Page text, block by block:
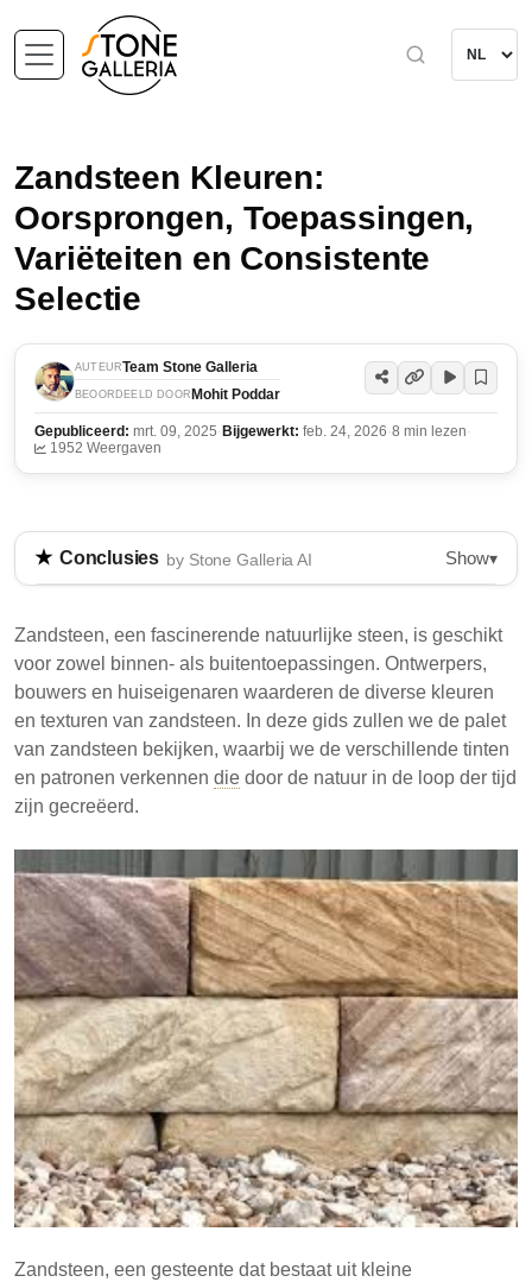
Zandsteen Kleuren:
Oorsprongen, Toepassingen,
Variëteiten en Consistente
Selectie
AUTEURTeam Stone Galleria
BEOORDEELD DOOR Mohit Poddar
Gepubliceerd: mrt. 09, 2025· Bijgewerkt: feb. 24, 2026·8 min lezen·
1952 Weergaven
Conclusies by Stone Galleria AI Show▾
gebruikt in verschillende architectonische en ontwerp
toepassingen, gewaardeerd om zijn diverse kleuren
en texturen. Deze gids verkent de kleuren van
zandsteen, hoe ze worden gevormd, en hun
toepassingen in de bouw en landschapsarchitectuur.
Het bespreekt ook het waarborgen van
kleurconsistentie bij de aankoop van zandsteen en
Zandsteen bestaat uit mineraalgranen en komt in
verschillende kleuren, waaronder beige, geel,
rood en grijs.
Indiase zandsteen wordt vaak gebruikt voor
bestrating, bekleding en landschapsarchitectuur
vanwege zijn duurzaamheid en esthetische
aantrekkingskracht.
Het waarborgen van consistente kleur in
zandsteen vereist zorgvuldige selectie en
communicatie met leveranciers.
Het begrijpen van de eigenschappen en
maken van weloverwogen keuzes in ontwerp en
Zandsteen, een fascinerende natuurlijke steen, is geschikt
voor zowel binnen- als buitentoepassingen. Ontwerpers,
bouwers en huiseigenaren waarderen de diverse kleuren
en texturen van zandsteen. In deze gids zullen we de palet
van zandsteen bekijken, waarbij we de verschillende tinten
en patronen verkennen die door de natuur in de loop der tijd
zijn gecreëerd.
Zandsteen, een gesteente dat bestaat uit kleine